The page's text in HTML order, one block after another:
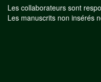
Les collaborateurs sont
Les manuscrits non insérés